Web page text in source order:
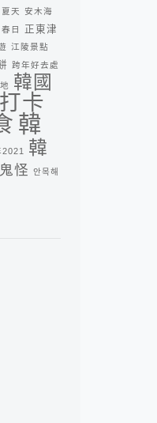
夏天 安木海
春日
正東津
江陵景點
跨年好去處
韓國
卡
韓
韓
鬼怪 안목해